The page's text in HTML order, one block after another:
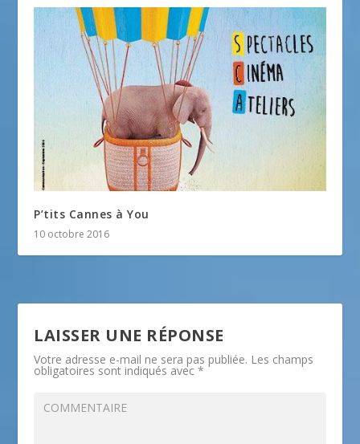
P’tits Cannes à You
10 octobre 2016
LAISSER UNE RÉPONSE
Votre adresse e-mail ne sera pas publiée. Les champs
obligatoires sont indiqués avec*